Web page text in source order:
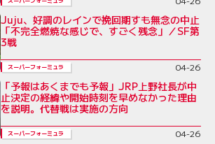
Juju、好調のレインで挽回期すも無念の中止
「不完全燃焼な感じで、すごく残念」／SF第
3戦
スーパーフォーミュラ 04-26
「予報はあくまでも予報」JRP上野社長が中
止決定の経緯や開始時刻を早めなかった理由
を説明。代替戦は実施の方向
スーパーフォーミュラ 04-26